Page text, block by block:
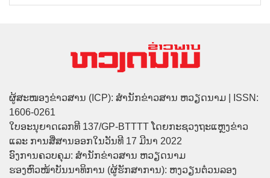
ຜູ້ສະໜອງຂ່າວສານ (ICP): ສຳນັກຂ່າວສານ ຫວຽດນາມ | ISSN:
1606-0261
ໃບອະນຸຍາດເລກທີ 137/GP-BTTTT ໂດຍກະຊວງຖະແຫຼງຂ່າວ
ແລະ ການສື່ສານອອກໃນວັນທີ 17 ມີນາ 2022
ອົງການຄວບຄຸມ: ສຳນັກຂ່າວສານ ຫວຽດນາມ
ຮອງຫົວໜ້າບັນນາທິການ (ຜູ້ຮັກສາການ): ຫງວຽນຕ໋ວນລອງ